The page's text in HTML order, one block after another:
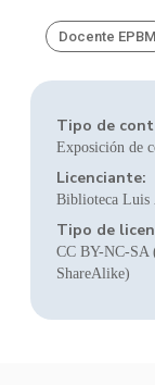
Docente EPBM
Tipo de
Exposición de
Licenciante:
Biblioteca Luis
Tipo de
CC BY-NC-SA
ShareAlike)